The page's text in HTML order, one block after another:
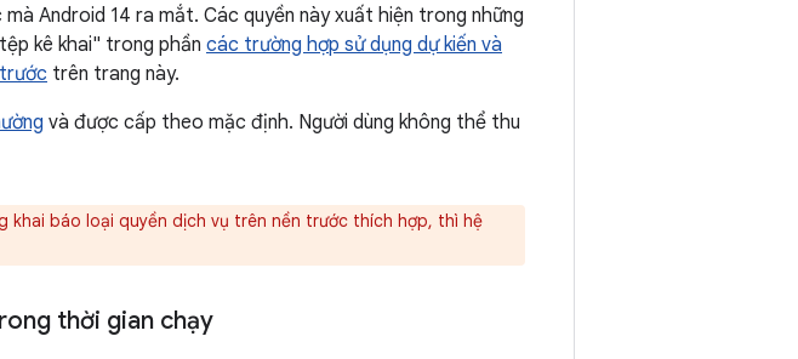
Android 14 ra mắt. Các quyền này xuất hiện trong những
kê khai" trong phần các trường hợp sử dụng dự kiến và
trên trang này.
và được cấp theo mặc định. Người dùng không thể thu
khai báo loại quyền dịch vụ trên nền trước thích hợp, thì hệ
thời gian chạy